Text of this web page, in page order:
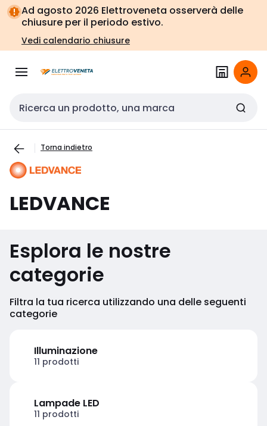
Vai alla
navigazione
Vai
alla
pagina
Ad agosto 2026 Elettroveneta osserverà delle
chiusure per il periodo estivo.
Vedi calendario chiusure
Cerca input
Torna indietro
LEDVANCE
Esplora le nostre
categorie
Filtra la tua ricerca utilizzando una delle seguenti
categorie
Illuminazione
11 prodotti
Lampade LED
11 prodotti